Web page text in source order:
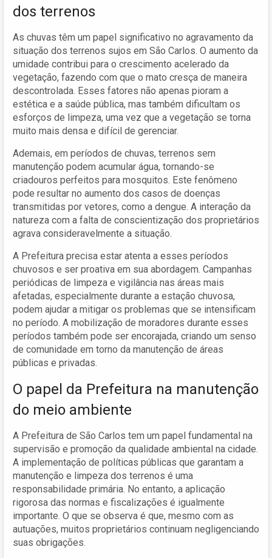
dos terrenos
As chuvas têm um papel significativo no agravamento da
situação dos terrenos sujos em São Carlos. O aumento da
umidade contribui para o crescimento acelerado da
vegetação, fazendo com que o mato cresça de maneira
descontrolada. Esses fatores não apenas pioram a
estética e a saúde pública, mas também dificultam os
esforços de limpeza, uma vez que a vegetação se torna
muito mais densa e difícil de gerenciar.
Ademais, em períodos de chuvas, terrenos sem
manutenção podem acumular água, tornando-se
criadouros perfeitos para mosquitos. Este fenômeno
pode resultar no aumento dos casos de doenças
transmitidas por vetores, como a dengue. A interação da
natureza com a falta de conscientização dos proprietários
agrava consideravelmente a situação.
A Prefeitura precisa estar atenta a esses períodos
chuvosos e ser proativa em sua abordagem. Campanhas
periódicas de limpeza e vigilância nas áreas mais
afetadas, especialmente durante a estação chuvosa,
podem ajudar a mitigar os problemas que se intensificam
no período. A mobilização de moradores durante esses
períodos também pode ser encorajada, criando um senso
de comunidade em torno da manutenção de áreas
públicas e privadas.
O papel da Prefeitura na manutenção
do meio ambiente
A Prefeitura de São Carlos tem um papel fundamental na
supervisão e promoção da qualidade ambiental na cidade.
A implementação de políticas públicas que garantam a
manutenção e limpeza dos terrenos é uma
responsabilidade primária. No entanto, a aplicação
rigorosa das normas e fiscalizações é igualmente
importante. O que se observa é que, mesmo com as
autuações, muitos proprietários continuam negligenciando
suas obrigações.